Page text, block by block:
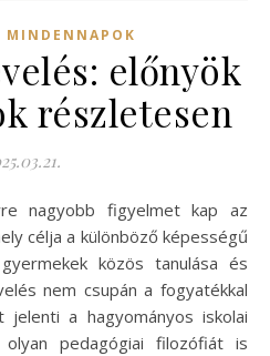
MINDENNAPOK
előnyök
részletesen
célja a különböző képességű
közös tanulása és
nem csupán a fogyatékkal
jelenti a hagyományos iskolai
pedagógiai filozófiát is